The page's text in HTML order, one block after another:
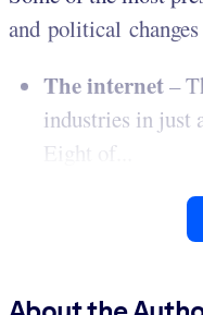
and political
The internet–
industries in just
Eight of...